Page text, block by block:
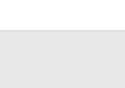
beredskab?